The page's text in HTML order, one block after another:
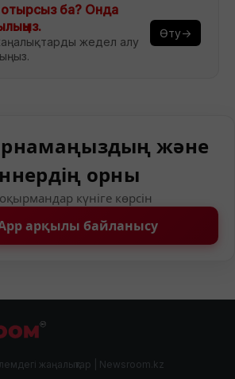
ба? Онда
жедел алу
Өту→
және
орны
оқырмандар күніге көрсін
арқылы байланысу
жаңалықтар | Newsroom.kz